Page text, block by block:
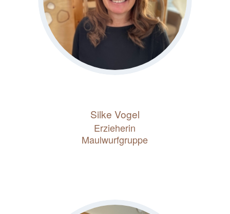
Silke Vogel
Erzieherin
Maulwurfgruppe